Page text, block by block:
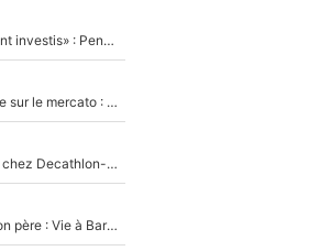
«Des milliards et des milliards de dollars sont investis» : Pendant que l'OM est en pleine crise financière, Frank McCourt lance un nouveau projet à 260M€ !
Après Maghnes Akliouche, le PSG accèlère sur le mercato : Voilà les deux nouvelles recrues qui vont signer la semaine prochaine ?
Un coéquipier de Tadej Pogacar débarque chez Decathlon-CMA CGM pour épauler Paul Seixas : «Mes meilleures années sont à venir»
Lionel Messi est endeuillé par la mort de son père : Vie à Barcelone, transfert au PSG... voilà comment Jorge Messi a joué un rôle essentiel dans sa carrière !